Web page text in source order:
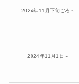
2024年11月下旬ごろ～
2024年11月1日～